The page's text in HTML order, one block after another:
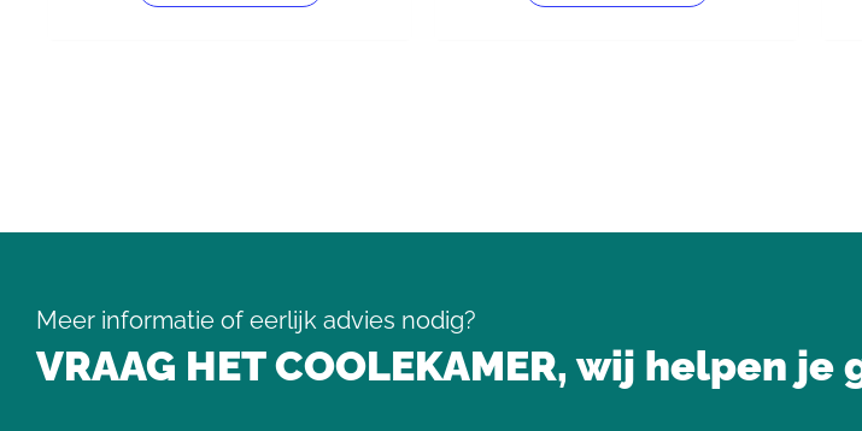
Meer informatie of eerlijk advies nodig?
VRAAG HET COOLEKAMER, wij helpen je